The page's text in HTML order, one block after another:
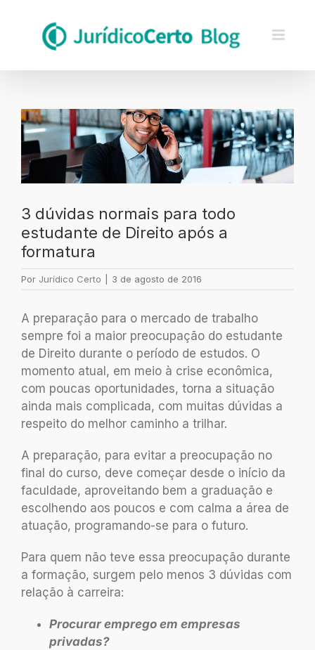
content
Ver
imagem
maior
3 dúvidas normais para todo
estudante de Direito após a
formatura
Por Jurídico Certo 3 de agosto de 2016
A preparação para o mercado de trabalho
sempre foi a maior preocupação do estudante
de Direito durante o período de estudos. O
momento atual, em meio à crise econômica,
com poucas oportunidades, torna a situação
ainda mais complicada, com muitas dúvidas a
respeito do melhor caminho a trilhar.
A preparação, para evitar a preocupação no
final do curso, deve começar desde o início da
faculdade, aproveitando bem a graduação e
escolhendo aos poucos e com calma a área de
atuação, programando-se para o futuro.
Para quem não teve essa preocupação durante
a formação, surgem pelo menos 3 dúvidas com
relação à carreira:
Procurar emprego em empresas
privadas?